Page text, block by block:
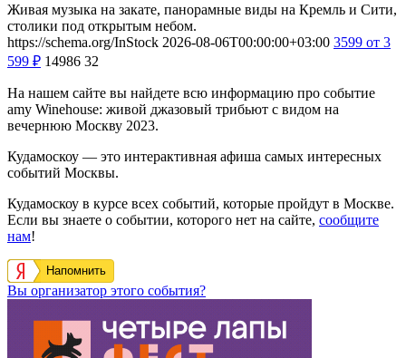
Живая музыка на закате, панорамные виды на Кремль и Сити,
столики под открытым небом.
https://schema.org/InStock 2026-08-06T00:00:00+03:00 3599 от 3
599 ₽ 14986 32
На нашем сайте вы найдете всю информацию про событие
amy Winehouse: живой джазовый трибьют с видом на
вечернюю Москву 2023.
Кудамоскоу — это интерактивная афиша самых интересных
событий Москвы.
Кудамоскоу в курсе всех событий, которые пройдут в Москве.
Если вы знаете о событии, которого нет на сайте, сообщите
нам!
Напомнить
Вы организатор этого события?